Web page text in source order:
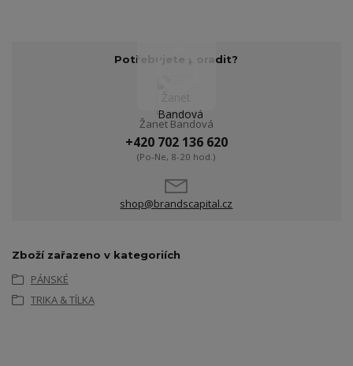
Potřebujete poradit?
Žanet Bandová
+420 702 136 620
(Po-Ne, 8-20 hod.)
shop@brandscapital.cz
Zboží zařazeno v kategoriích
PÁNSKÉ
TRIKA & TÍLKA